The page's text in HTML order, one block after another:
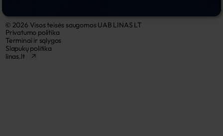
© 2026 Visos teisės saugomos UAB LINAS LT
Privatumo politika
Terminai ir sąlygos
Slapukų politika
linas.lt